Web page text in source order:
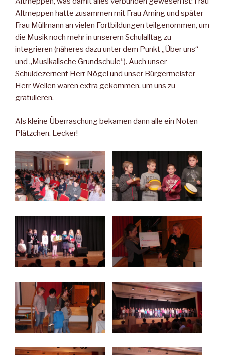
Altmeppen hatte zusammen mit Frau Arning und später
Frau Müllmann an vielen Fortbildungen teilgenommen, um
die Musik noch mehr in unserern Schulalltag zu
integrieren (näheres dazu unter dem Punkt „Über uns“
und „Musikalische Grundschule“). Auch unser
Schuldezernent Herr Nögel und unser Bürgermeister
Herr Wellen waren extra gekommen, um uns zu
gratulieren.
Als kleine Überraschung bekamen dann alle ein Noten-
Plätzchen. Lecker!